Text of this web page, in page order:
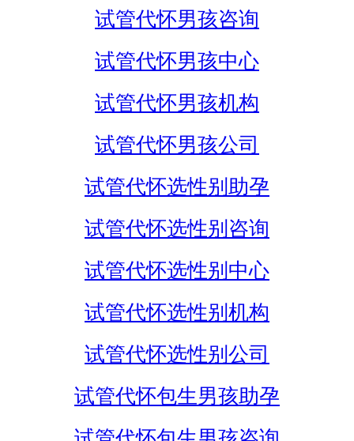
试管代怀男孩咨询
试管代怀男孩中心
试管代怀男孩机构
试管代怀男孩公司
试管代怀选性别助孕
试管代怀选性别咨询
试管代怀选性别中心
试管代怀选性别机构
试管代怀选性别公司
试管代怀包生男孩助孕